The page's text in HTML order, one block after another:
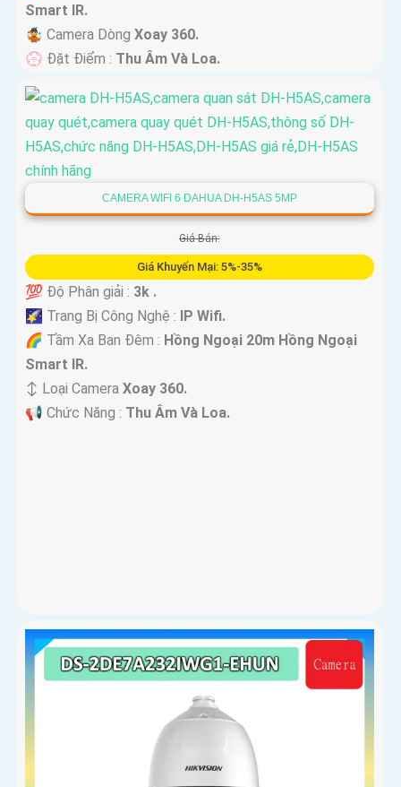
Smart IR.
🤹 Camera Dòng Xoay 360.
️💮 Đặt Điểm : Thu Âm Và Loa.
CAMERA WIFI 6 DAHUA DH-H5AS 5MP
Giá Bán:
Giá Khuyến Mại: 5%-35%
💯 Độ Phân giải : 3k .
🌠 Trang Bị Công Nghệ : IP Wifi.
🌈 Tầm Xa Ban Đêm : Hồng Ngoại 20m Hồng Ngoại
Smart IR.
↕️ Loại Camera Xoay 360.
️📢 Chức Năng : Thu Âm Và Loa.